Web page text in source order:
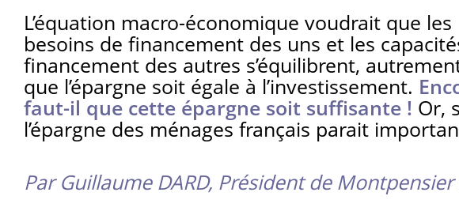
L’équation macro-économique voudrait que les
besoins de financement des uns et les
financement des autres s’équilibrent,
que l’épargne soit égale à l’investissement.
faut-il que cette épargne soit suffisante ! Or,
l’épargne des ménages français parait
Par Guillaume DARD, Président de